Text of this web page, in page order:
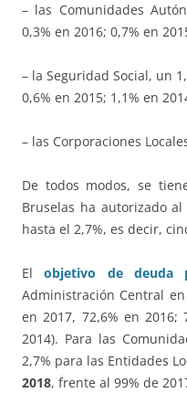
– las Comunidades
0,3% en 2016; 0,7% en
– la Seguridad Social, un
0,6% en 2015; 1,1% en
– las Corporaciones
De todos modos, se
Bruselas ha autorizado
hasta el 2,7%, es decir,
Elobjetivo de deuda
Administración Central
en 2017, 72,6% en 2016;
2014). Para las
2,7% para las Entidades
2018, frente al 99% de